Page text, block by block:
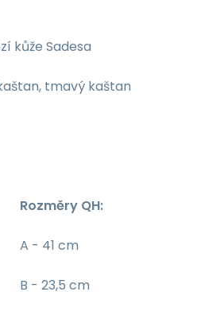
kůže Sadesa
tmavý kaštan
Rozměry QH:
A - 41 cm
B - 23,5 cm